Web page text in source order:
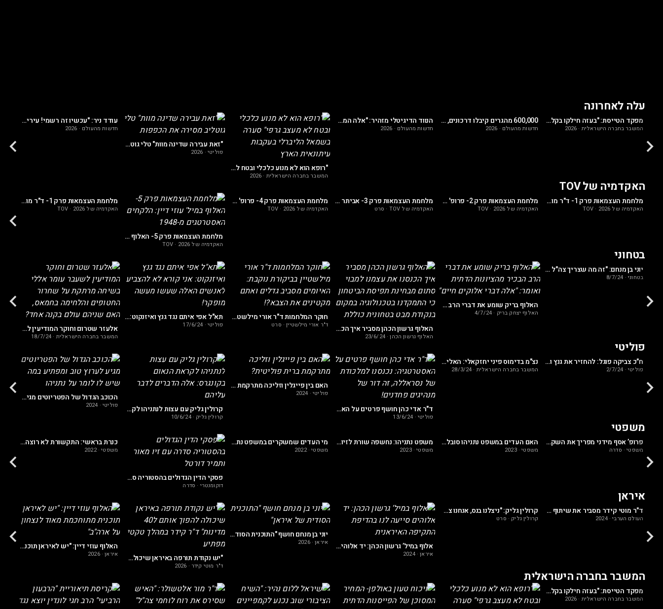
עלה לאחרונה
מפקד הטייסת: "בעזה חילקו בקלאוות כשעצומת הטייסים הסרבנים התפרסמה"
המשבר בחברה הישראלית·
2026
600,000 מהגרים קיבלו דרכונים, לצרפתים אין מזגן והמונדיאל הפך לאובססיה אנטי ציונית
חדשות מהעולם ·
2026
הנווד הדיגיטלי מזהיר: "אלה המדינות האחרונות באירופה שעוד בטוח לטייל בהן"
חדשות מהעולם ·
2026
"רופא הוא לא מנוע כלכלי ובטח לא מעצב גרפי" סערה בשמאל הליברלי בעקבות עיתונאית הארץ
המשבר בחברה הישראלית·
2026
"זאת עבירה שדינה מוות" טלי גוטליב מסירה את הכפפות
פוליטי·
2026
עודד ניר: "עכשיו זה רשמי! עיריית אמסטרדם נגד מדינת ישראל"
חדשות מהעולם ·
2026
האקדמיה של TOV
מלחמת העצמאות פרק 1- ד"ר מוטי קידר: העולם הערבי ערב מלחמת העצמאות
האקדמיה של TOV · 2026
מלחמת העצמאות פרק 2- פרופ' אבי ברלי: הרגע בו התחילה המלחמה
האקדמיה של TOV · 2026
מלחמת העצמאות פרק 3- אביתר בן צדף: כאוס השרדות וניצחון
האקדמיה של TOV · סרט
מלחמת העצמאות פרק 4- פרופ' מיכאל בר זוהר: בלי ירושלים אין מדינה
האקדמיה של TOV · 2026
מלחמת העצמאות פרק 5- האלוף במיל' עוזי דיין: הלקחים האסטרטגים מ-1948
האקדמיה של TOV · 2026
מלחמת העצמאות פרק 1- ד"ר מוטי קידר: העולם הערבי ערב מלחמת העצמאות
האקדמיה של TOV · 2026
בטחוני
יוני בן מנחם: "זה מה שצריך צה"ל לעשות בשלב ג’ ברצועת עזה"
בטחוני·
8/7/24
האלוף בריק שומע את דברי הרב הבכיר מהציונות הדתית ואומר: "אלה דברי אלוקים חיים"
האלוף יצחק בריק ·
4/7/24
האלוף גרשון הכהן מסביר איך הכנסנו את עצמנו למבוי סתום מבחינת תפיסת הביטחון כי התמקדנו בטכנולוגיה במקום בנקודת מבט בטחונית כוללת
האלוף גרשון הכהן·
23/6/24
חוקר המלחמות ד"ר אורי מילשטיין בביקורת נוקבת: האיומים מסביב גדלים ואתם מקטינים את הצבא?!
ד"ר אורי מילשטיין· סרט
תא"ל אפי איתם נגד גנץ ואיזנקוט: אני קורא לא להצביע לאנשים האלה שעשו מעשה מופקר!
פוליטי·
17/6/24 אלעזר שטרום וחוקר המודיעין לשעבר עומר אללי בשיחה מרתקת על שחרור החטופים והלחימה בחמאס, האם שניהם עולם בקנה אחד?
המשבר בחברה הישראלית·
18/7/24
פוליטי
ח"כ צביקה פוגל: להחזיר את גנץ ולפיד לממשלה עם רע"מ – יותר גרוע מהמלחמה
פוליטי·
2/7/24
נצ"מ בדימוס פיני יחזקאלי: האליטה ניסתה להפיל את נתניהו כי הוא לא שיתף איתה פעולה
המשבר בחברה הישראלית·
28/3/24
ד"ר אדי כהן חושף פרטים על האסטרטגיה: נכנסנו למלכודת של נסראללה, זה דור של מנהיגים פחדנים!
פוליטי·
13/6/24
האם בין פייגלין וזליכה מתרקמת ברית פוליטית?
פוליטי·
2024
קרולין גליק עם עצות לנתניהו לקראת הנאום בקונגרס: אלה הדברים לדבר עליהם
קרולין גליק ·
10/6/24
הכוכב הגדול של הפטריוטים מגיע לערוץ טוב ומפתיע במה שיש לו לומר על נתניהו
פוליטי·
2024
משפטי
פרופ’ אסף מידני מפריך את השקרים
משפטי· סדרה
האם העדים במשפט נתניהו סובלים מאמנזיה?
משפטי·
2023
משפט נתניהו: נחשפה שורת לזיו עבירות חמורות שביצעו החוקרים
משפטי·
2023
מי העדים שמשקרים במשפט נתניהו?
משפטי·
2022
פסקי הדין הגדולים בהסטוריה סדרה עם זיו מאור ותמיר דורטל
דוקומנטרי · סדרה
כנרת בראשי: התקשורת לא רוצה שתדעו את האמת על משפט נתניהו!
משפטי·
2022
איראן
ד"ר מוטי קידר מסביר את שיתוף הפעולה המדהים נגד איראן: מה באמת גרם לירדן להשתתף ביירוט?
העולם הערבי·
2024
קרולין גליק: "ניצלנו בנס, אנחנו צריכים לגרום לכך שאיראן ישלמו מחיר שהם לא ישכחו"
קרולין גליק · סרט
אלוף במיל’ גרשון הכהן: יד אלוהים סייעה לנו בהדיפת התקיפה האיראנית
איראן·
2024
יוני בן מנחם חושף "התוכנית הסודית של איראן"
איראן·
2026
"יש נקודת תורפה באיראן שיכולה להפוך אותם ל40 מדינות" ד"ר קידר במהלך טקטי מפתיע
ד"ר מוטי קידר ·
2026
האלוף עוזי דיין: "יש לאיראן תוכנית מתוחכמת מאוד לנצחון על ארה"ב"
איראן·
2026
המשבר בחברה הישראלית
מפקד הטייסת: "בעזה חילקו בקלאוות כשעצומת הטייסים הסרבנים התפרסמה"
המשבר בחברה הישראלית·
2026